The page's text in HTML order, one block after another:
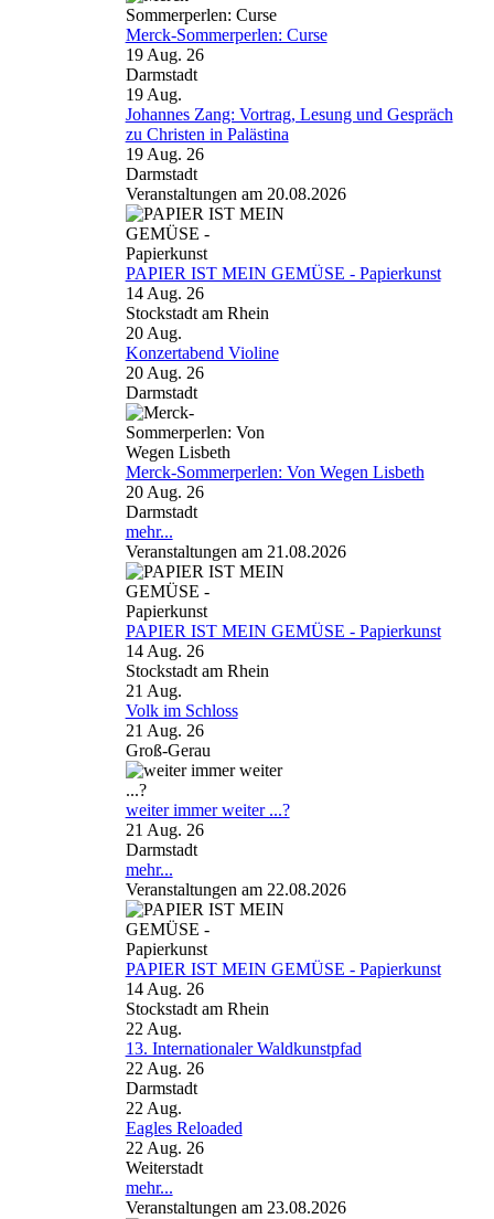
Merck-Sommerperlen: Curse
19 Aug. 26
Darmstadt
19 Aug.
Johannes Zang: Vortrag, Lesung und Gespräch
zu Christen in Palästina
19 Aug. 26
Darmstadt
Veranstaltungen am 20.08.2026
PAPIER IST MEIN GEMÜSE - Papierkunst
14 Aug. 26
Stockstadt am Rhein
20 Aug.
Konzertabend Violine
20 Aug. 26
Darmstadt
Merck-Sommerperlen: Von Wegen Lisbeth
20 Aug. 26
Darmstadt
mehr...
Veranstaltungen am 21.08.2026
PAPIER IST MEIN GEMÜSE - Papierkunst
14 Aug. 26
Stockstadt am Rhein
21 Aug.
Volk im Schloss
21 Aug. 26
Groß-Gerau
weiter immer weiter ...?
21 Aug. 26
Darmstadt
mehr...
Veranstaltungen am 22.08.2026
PAPIER IST MEIN GEMÜSE - Papierkunst
14 Aug. 26
Stockstadt am Rhein
22 Aug.
13. Internationaler Waldkunstpfad
22 Aug. 26
Darmstadt
22 Aug.
Eagles Reloaded
22 Aug. 26
Weiterstadt
mehr...
Veranstaltungen am 23.08.2026